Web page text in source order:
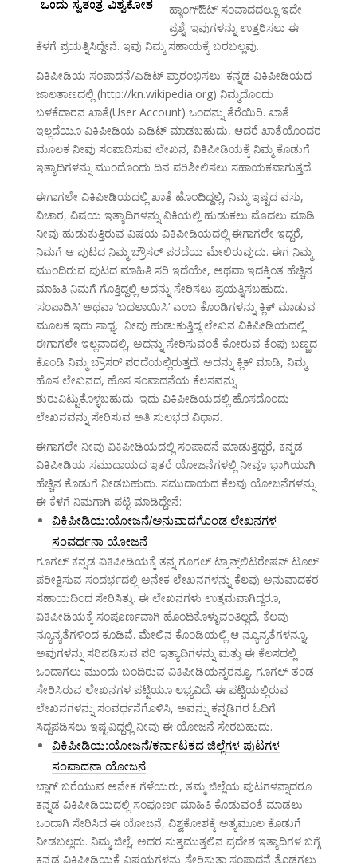
ಹ್ಯಾಂಗ್‌ಔಟ್ ಸಂವಾದದಲ್ಲೂ ಇದೇ
ಪ್ರಶ್ನೆ. ಇವುಗಳನ್ನು ಉತ್ತರಿಸಲು ಈ
ಕೆಳಗೆ ಪ್ರಯತ್ನಿಸಿದ್ದೇನೆ. ಇವು ನಿಮ್ಮ ಸಹಾಯಕ್ಕೆ ಬರಬಲ್ಲವು.
ವಿಕಿಪೀಡಿಯ ಸಂಪಾದನೆ/ಎಡಿಟ್ ಪ್ರಾರಂಭಿಸಲು: ಕನ್ನಡ ವಿಕಿಪೀಡಿಯದ
ಜಾಲತಾಣದಲ್ಲಿ (http://kn.wikipedia.org) ನಿಮ್ಮದೊಂದು
ಬಳಕೆದಾರನ ಖಾತೆ(User Account) ಒಂದನ್ನು ತೆರೆಯಿರಿ. ಖಾತೆ
ಇಲ್ಲದೆಯೂ ವಿಕಿಪೀಡಿಯ ಎಡಿಟ್ ಮಾಡಬಹುದು, ಆದರೆ ಖಾತೆಯೊಂದರ
ಮೂಲಕ ನೀವು ಸಂಪಾದಿಸುವ ಲೇಖನ, ವಿಕಿಪೀಡಿಯಕ್ಕೆ ನಿಮ್ಮ ಕೊಡುಗೆ
ಇತ್ಯಾದಿಗಳನ್ನು ಮುಂದೊಂದು ದಿನ ಪರಿಶೀಲಿಸಲು ಸಹಾಯಕವಾಗುತ್ತದೆ.
ಈಗಾಗಲೇ ವಿಕಿಪೀಡಿಯದಲ್ಲಿ ಖಾತೆ ಹೊಂದಿದ್ದಲ್ಲಿ, ನಿಮ್ಮ ಇಷ್ಟದ ವಸು,
ವಿಚಾರ, ವಿಷಯ ಇತ್ಯಾದಿಗಳನ್ನು ವಿಕಿಯಲ್ಲಿ ಹುಡುಕಲು ಮೊದಲು ಮಾಡಿ.
ನೀವು ಹುಡುಕುತ್ತಿರುವ ವಿಷಯ ವಿಕಿಪೀಡಿಯದಲ್ಲಿ ಈಗಾಗಲೇ ಇದ್ದರೆ,
ನಿಮಗೆ ಆ ಪುಟದ ನಿಮ್ಮ ಬ್ರೌಸರ್ ಪರದೆಯ ಮೇಲಿರುವುದು. ಈಗ ನಿಮ್ಮ
ಮುಂದಿರುವ ಪುಟದ ಮಾಹಿತಿ ಸರಿ ಇದೆಯೇ, ಅಥವಾ ಇದಕ್ಕಿಂತ ಹೆಚ್ಚಿನ
ಮಾಹಿತಿ ನಿಮಗೆ ಗೊತ್ತಿದ್ದಲ್ಲಿ ಅದನ್ನು ಸೇರಿಸಲು ಪ್ರಯತ್ನಿಸಬಹುದು.
‘ಸಂಪಾದಿಸಿ’ ಅಥವಾ ‘ಬದಲಾಯಿಸಿ’ ಎಂಬ ಕೊಂಡಿಗಳನ್ನು ಕ್ಲಿಕ್ ಮಾಡುವ
ಮೂಲಕ ಇದು ಸಾಧ್ಯ. ನೀವು ಹುಡುಕುತ್ತಿದ್ದ ಲೇಖನ ವಿಕಿಪೀಡಿಯದಲ್ಲಿ
ಈಗಾಗಲೇ ಇಲ್ಲವಾದಲ್ಲಿ, ಅದನ್ನು ಸೇರಿಸುವಂತೆ ಕೋರುವ ಕೆಂಪು ಬಣ್ಣದ
ಕೊಂಡಿ ನಿಮ್ಮ ಬ್ರೌಸರ್ ಪರದೆಯಲ್ಲಿರುತ್ತದೆ. ಅದನ್ನು ಕ್ಲಿಕ್ ಮಾಡಿ, ನಿಮ್ಮ
ಹೊಸ ಲೇಖನದ, ಹೊಸ ಸಂಪಾದನೆಯ ಕೆಲಸವನ್ನು
ಶುರುವಿಟ್ಟುಕೊಳ್ಳಬಹುದು. ಇದು ವಿಕಿಪೀಡಿಯದಲ್ಲಿ ಹೊಸದೊಂದು
ಲೇಖನವನ್ನು ಸೇರಿಸುವ ಅತಿ ಸುಲಭದ ವಿಧಾನ.
ಈಗಾಗಲೇ ನೀವು ವಿಕಿಪೀಡಿಯದಲ್ಲಿ ಸಂಪಾದನೆ ಮಾಡುತ್ತಿದ್ದರೆ, ಕನ್ನಡ
ವಿಕಿಪೀಡಿಯ ಸಮುದಾಯದ ಇತರೆ ಯೋಜನೆಗಳಲ್ಲಿ ನೀವೂ ಭಾಗಿಯಾಗಿ
ಹೆಚ್ಚಿನ ಕೊಡುಗೆ ನೀಡಬಹುದು. ಸಮುದಾಯದ ಕೆಲವು ಯೋಜನೆಗಳನ್ನು
ಈ ಕೆಳಗೆ ನಿಮಗಾಗಿ ಪಟ್ಟಿ ಮಾಡಿದ್ದೇನೆ:
ವಿಕಿಪೀಡಿಯ:ಯೋಜನೆ/ಅನುವಾದಗೊಂಡ ಲೇಖನಗಳ
ಸಂವರ್ಧನಾ ಯೋಜನೆ
ಗೂಗಲ್ ಕನ್ನಡ ವಿಕಿಪೀಡಿಯಕ್ಕೆ ತನ್ನ ಗೂಗಲ್ ಟ್ರಾನ್ಸ್‌ಲಿಟರೇಷನ್ ಟೂಲ್
ಪರೀಕ್ಷಿಸುವ ಸಂದರ್ಭದಲ್ಲಿ ಅನೇಕ ಲೇಖನಗಳನ್ನು ಕೆಲವು ಅನುವಾದಕರ
ಸಹಾಯದಿಂದ ಸೇರಿಸಿತ್ತು. ಈ ಲೇಖನಗಳು ಉತ್ತಮವಾಗಿದ್ದರೂ,
ವಿಕಿಪೀಡಿಯಕ್ಕೆ ಸಂಪೂರ್ಣವಾಗಿ ಹೊಂದಿಕೊಳ್ಳುವಂತಿಲ್ಲದೆ, ಕೆಲವು
ನ್ಯೂನ್ಯತೆಗಳಿಂದ ಕೂಡಿವೆ. ಮೇಲಿನ ಕೊಂಡಿಯಲ್ಲಿ ಆ ನ್ಯೂನ್ಯತೆಗಳನ್ನೂ,
ಅವುಗಳನ್ನು ಸರಿಪಡಿಸುವ ಪರಿ ಇತ್ಯಾದಿಗಳನ್ನು ಮತ್ತು ಈ ಕೆಲಸದಲ್ಲಿ
ಒಂದಾಗಲು ಮುಂದು ಬಂದಿರುವ ವಿಕಿಪೀಡಿಯನ್ನರನ್ನೂ, ಗೂಗಲ್ ತಂಡ
ಸೇರಿಸಿರುವ ಲೇಖನಗಳ ಪಟ್ಟಿಯೂ ಲಭ್ಯವಿದೆ. ಈ ಪಟ್ಟಿಯಲ್ಲಿರುವ
ಲೇಖನಗಳನ್ನು ಸಂವರ್ಧನೆಗೊಳಿಸಿ, ಅವನ್ನು ಕನ್ನಡಿಗರ ಓದಿಗೆ
ಸಿದ್ದಪಡಿಸಲು ಇಷ್ಟವಿದ್ದಲ್ಲಿ ನೀವು ಈ ಯೋಜನೆ ಸೇರಬಹುದು.
ವಿಕಿಪೀಡಿಯ:ಯೋಜನೆ/ಕರ್ನಾಟಕದ ಜಿಲ್ಲೆಗಳ ಪುಟಗಳ
ಸಂಪಾದನಾ ಯೋಜನೆ
ಬ್ಲಾಗ್ ಬರೆಯುವ ಅನೇಕ ಗೆಳೆಯರು, ತಮ್ಮ ಜಿಲ್ಲೆಯ ಪುಟಗಳನ್ನಾದರೂ
ಕನ್ನಡ ವಿಕಿಪೀಡಿಯದಲ್ಲಿ ಸಂಪೂರ್ಣ ಮಾಹಿತಿ ಕೊಡುವಂತೆ ಮಾಡಲು
ಒಂದಾಗಿ ಸೇರಿಸಿದ ಈ ಯೋಜನೆ, ವಿಶ್ವಕೋಶಕ್ಕೆ ಅತ್ಯಮೂಲ ಕೊಡುಗೆ
ನೀಡಬಲ್ಲದು. ನಿಮ್ಮ ಜಿಲ್ಲೆ, ಅದರ ಸುತ್ತಮುತ್ತಲಿನ ಪ್ರದೇಶ ಇತ್ಯಾದಿಗಳ ಬಗ್ಗೆ
ಕನ್ನಡ ವಿಕಿಪೀಡಿಯಕ್ಕೆ ವಿಷಯಗಳನ್ನು ಸೇರಿಸುತ್ತಾ ಸಂಪಾದನೆ ತೊಡಗಲು